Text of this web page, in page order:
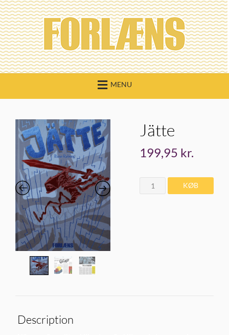
Skip
to
content
MENU
Jätte
199,95 kr.
Jätte
quantity
KØB
Description